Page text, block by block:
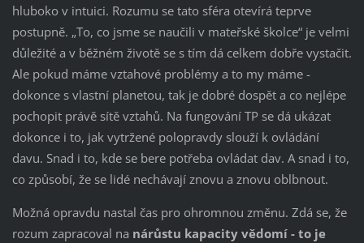
hluboko v intuici. Rozumu se tato sféra otevírá teprve
postupně. „To, co jsme se naučili v mateřské školce“ je velmi
důležité a v běžném životě se s tím dá celkem dobře vystačit.
Ale pokud máme vztahové problémy a to my máme -
dokonce s vlastní planetou, tak je dobré dospět a co nejlépe
pochopit právě sítě vztahů. Na fungování TP se dá ukázat
dokonce i to, jak vytržené polopravdy slouží k ovládání
davu. Snad i to, kde se bere potřeba ovládat dav. A snad i to,
co způsobí, že se lidé nechávají znovu a znovu oblbnout.
Možná opravdu nastal čas pro ohromnou změnu. Zdá se, že
rozum zapracoval na nárůstu kapacity vědomí - to je